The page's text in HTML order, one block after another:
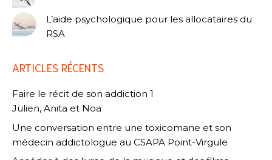
L’aide psychologique pour les allocataires du
RSA
ARTICLES RÉCENTS
Faire le récit de son addiction 1
Julien, Anita et Noa
Une conversation entre une toxicomane et son
médecin addictologue au CSAPA Point-Virgule